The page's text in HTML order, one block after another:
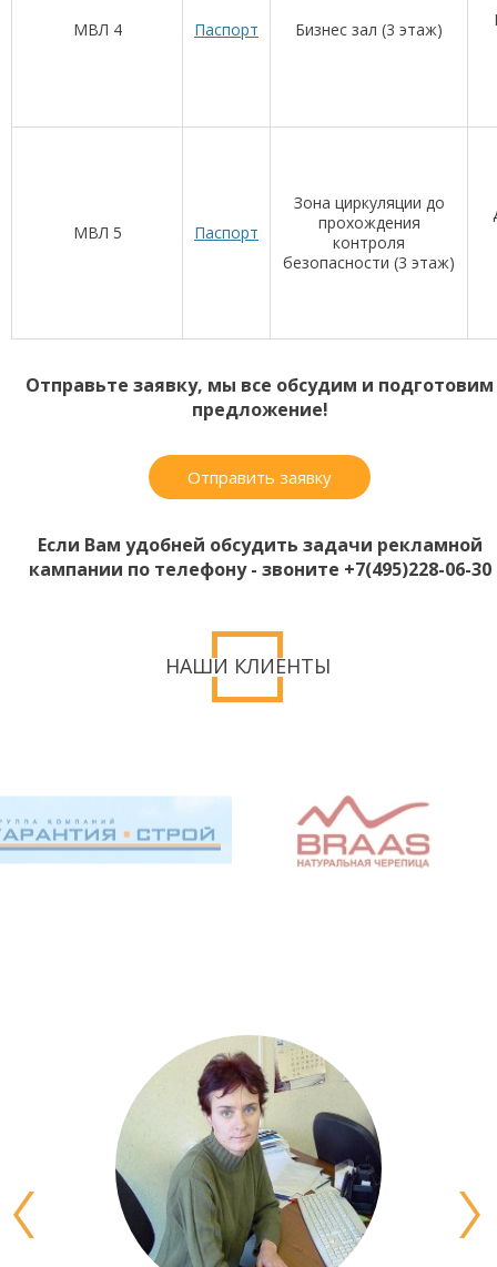
МВЛ 4 Паспорт Бизнес зал (3 этаж)
МВЛ 5 Паспорт
Зона циркуляции до
прохождения
контроля
безопасности (3 этаж)
Отправьте заявку, мы все обсудим и подготовим
предложение!
Отправить заявку
Если Вам удобней обсудить задачи рекламной
кампании по телефону - звоните +7(495)228-06-30
НАШИ КЛИЕНТЫ